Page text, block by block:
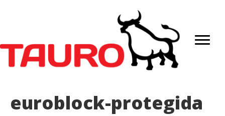
euroblock-protegida